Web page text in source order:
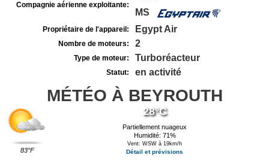
Compagnie aérienne exploitante:
MS
Propriétaire de l'appareil: Egypt Air
Nombre de moteurs: 2
Type de moteur: Turboréacteur
Statut: en activité
MÉTÉO À BEYROUTH
83°F
28°C
Partiellement nuageux
Humidité: 71%
Vent: WSW à 19km/h
Détail et prévisions